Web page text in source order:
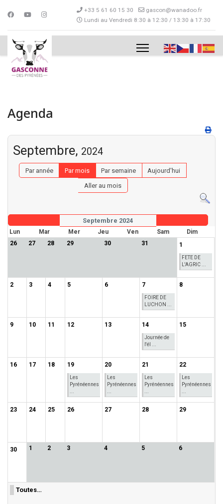
+33 5 61 60 15 30
gascon@wanadoo.fr
Lundi au Vendredi 8:30 à 12:30 / 13:30 à 17:30
Agenda
Septembre, 2024
Par année Par mois Par semaine
Aujourd'hui
Aller au mois
Septembre 2024
Lun Mar Mer Jeu Ven Sam
Dim
26
27 28 29 30 31 1
FETE DE
L'AGRIC ...
2 3 4 5 6 7
FOIRE DE
LUCHON ...
8
9 10 11 12 13 14
Journée de
l'él ...
15
16 17 18 19
Les
Pyrénéennes
20
Les
Pyrénéennes
21
Les
Pyrénéennes
22
Les
Pyrénéennes
23 24 25 26 27 28 29
30 1 2 3 4 5 6
Toutes…